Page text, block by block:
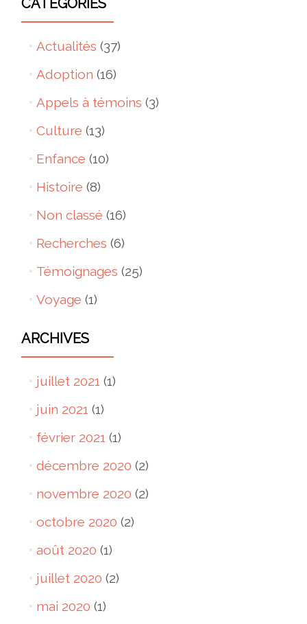
Actualités (37)
Adoption (16)
Appels à témoins (3)
Culture (13)
Enfance (10)
Histoire (8)
Non classé (16)
Recherches (6)
Témoignages (25)
Voyage (1)
ARCHIVES
juillet 2021 (1)
juin 2021 (1)
février 2021 (1)
décembre 2020 (2)
novembre 2020 (2)
octobre 2020 (2)
août 2020 (1)
juillet 2020 (2)
mai 2020 (1)